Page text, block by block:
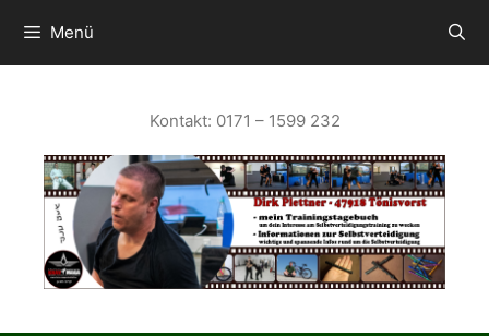
Inhalt Menü
Kontakt: 0171 – 1599 232